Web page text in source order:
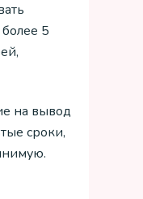
5
на вывод
сроки,